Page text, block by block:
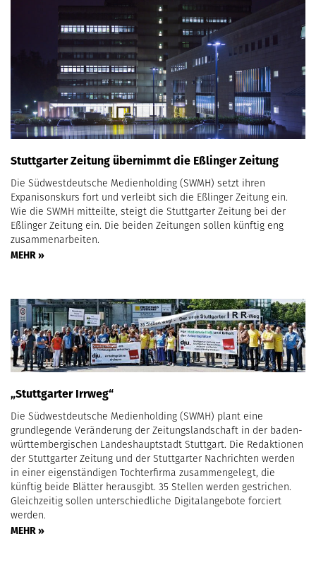
Stuttgarter Zeitung übernimmt die Eßlinger Zeitung
Die Südwestdeutsche Medienholding (SWMH) setzt ihren
Expanisonskurs fort und verleibt sich die Eßlinger Zeitung ein.
Wie die SWMH mitteilte, steigt die Stuttgarter Zeitung bei der
Eßlinger Zeitung ein. Die beiden Zeitungen sollen künftig eng
zusammenarbeiten.
MEHR »
„Stuttgarter Irrweg“
Die Südwestdeutsche Medienholding (SWMH) plant eine
grundlegende Veränderung der Zeitungslandschaft in der baden-
württembergischen Landeshauptstadt Stuttgart. Die Redaktionen
der Stuttgarter Zeitung und der Stuttgarter Nachrichten werden
in einer eigenständigen Tochterfirma zusammengelegt, die
künftig beide Blätter herausgibt. 35 Stellen werden gestrichen.
Gleichzeitig sollen unterschiedliche Digitalangebote forciert
werden.
MEHR »